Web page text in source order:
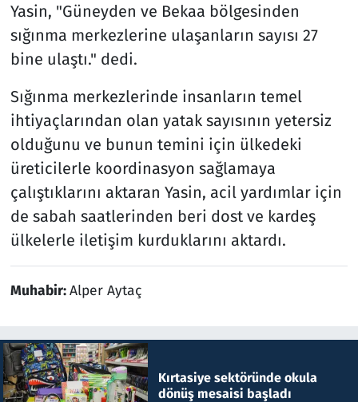
Yasin, "Güneyden ve Bekaa bölgesinden
sığınma merkezlerine ulaşanların sayısı 27
bine ulaştı." dedi.
Sığınma merkezlerinde insanların temel
ihtiyaçlarından olan yatak sayısının yetersiz
olduğunu ve bunun temini için ülkedeki
üreticilerle koordinasyon sağlamaya
çalıştıklarını aktaran Yasin, acil yardımlar için
de sabah saatlerinden beri dost ve kardeş
ülkelerle iletişim kurduklarını aktardı.
Muhabir:Alper Aytaç
Kırtasiye sektöründe okula
dönüş mesaisi başladı